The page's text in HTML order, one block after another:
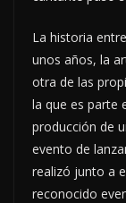
La historia
unos años, la
otra de las
la que es parte
producción de
evento de
realizó junto a
reconocido